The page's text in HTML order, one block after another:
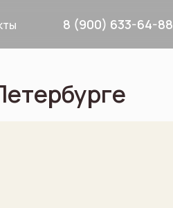
8 (900) 633-64-88